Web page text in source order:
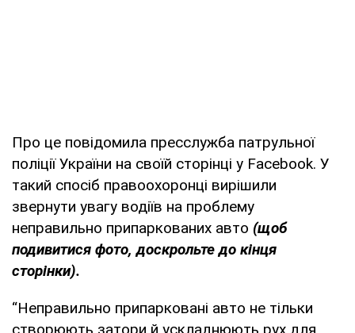
Про це повідомила пресслужба патрульної
поліції України на своїй сторінці у Facebook. У
такий спосіб правоохоронці вирішили
звернути увагу водіїв на проблему
неправильно припаркованих авто (щоб
подивитися фото, доскрольте до кінця
сторінки).
“Неправильно припарковані авто не тільки
створюють затори й ускладнюють рух для